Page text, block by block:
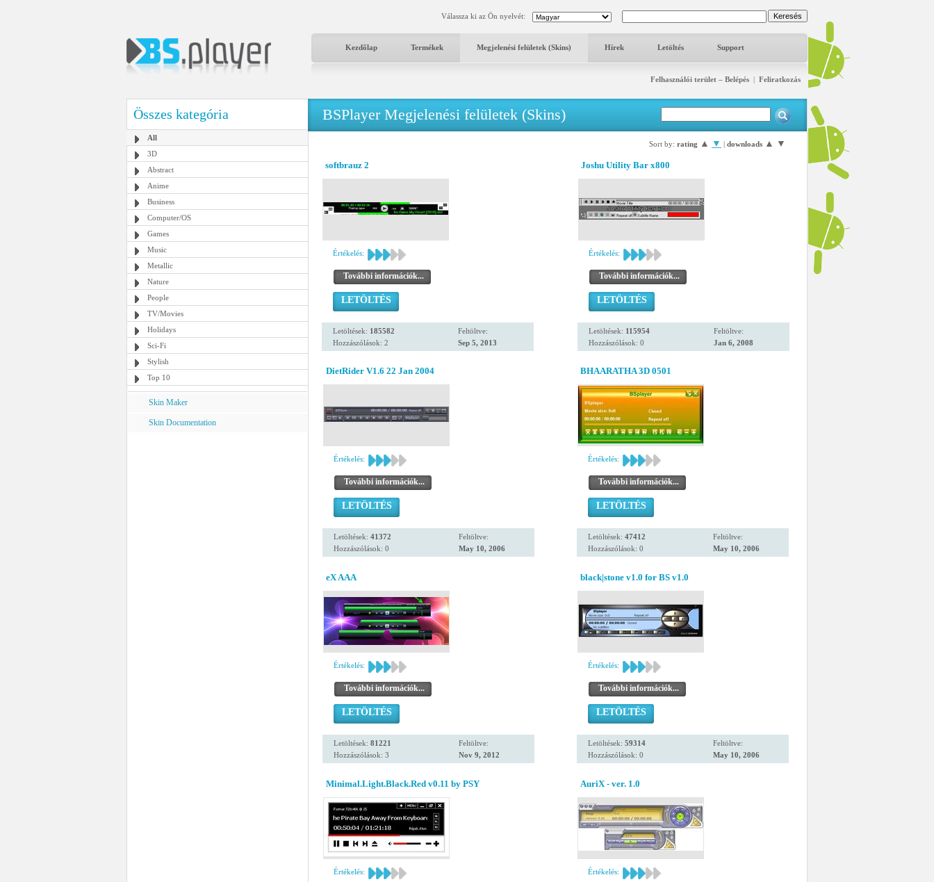
Válassza ki az Ön nyelvét:
Kezdőlap Termékek Megjelenési felületek (Skins) Hírek Letöltés Support
Felhasználói terület – Belépés | Feliratkozás
Összes kategória
All
3D
Abstract
Anime
Business
Computer/OS
Games
Music
Metallic
Nature
People
TV/Movies
Holidays
Sci-Fi
Stylish
Top 10
Skin Maker
Skin Documentation
BSPlayer Megjelenési felületek (Skins)
Sort by: rating ▲ ▼ | downloads ▲ ▼
softbrauz 2
Értékelés:
További információk...
LETÖLTÉS
Letöltések: 185582
Hozzászólások: 2
Feltöltve:
Sep 5, 2013
Joshu Utility Bar x800
Értékelés:
További információk...
LETÖLTÉS
Letöltések: 115954
Hozzászólások: 0
Feltöltve:
Jan 6, 2008
DietRider V1.6 22 Jan 2004
Értékelés:
További információk...
LETÖLTÉS
Letöltések: 41372
Hozzászólások: 0
Feltöltve:
May 10, 2006
BHAARATHA 3D 0501
Értékelés:
További információk...
LETÖLTÉS
Letöltések: 47412
Hozzászólások: 0
Feltöltve:
May 10, 2006
eX AAA
Értékelés:
További információk...
LETÖLTÉS
Letöltések: 81221
Hozzászólások: 3
Feltöltve:
Nov 9, 2012
black|stone v1.0 for BS v1.0
Értékelés:
További információk...
LETÖLTÉS
Letöltések: 59314
Hozzászólások: 0
Feltöltve:
May 10, 2006
Minimal.Light.Black.Red v0.11 by PSY
Értékelés:
AuriX - ver. 1.0
Értékelés: